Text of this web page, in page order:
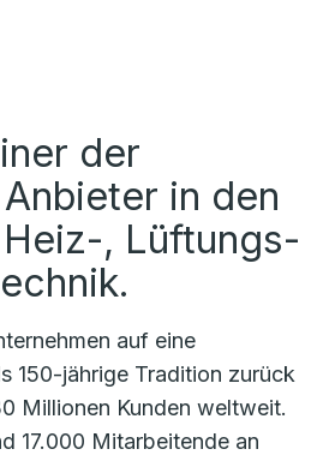
der
in den
, Lüftungs-
auf eine
150-jährige Tradition zurück
Millionen Kunden weltweit.
17.000 Mitarbeitende an